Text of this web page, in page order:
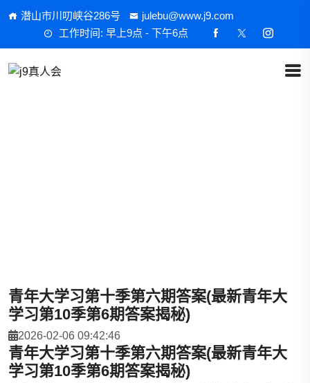
潜山市川叨峡谷286号
julebu@www.j9.com
工作时间: 早上9点 - 下午6点
青年大学习第十季第六期答案(最新青年大
学习第10季第6期答案揭秘)
2026-02-06 09:42:46
青年大学习第十季第六期答案(最新青年大
学习第10季第6期答案揭秘)